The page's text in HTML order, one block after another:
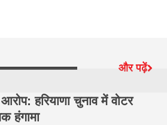
और पढ़ें
हरियाणा चुनाव में वोटर
हंगामा